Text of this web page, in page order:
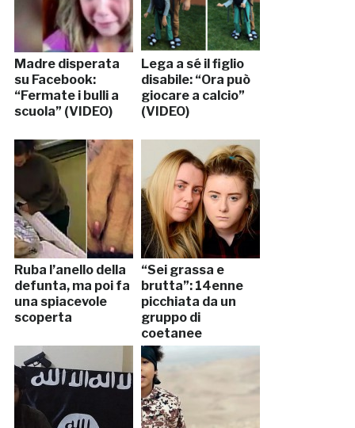
Madre disperata
su Facebook:
“Fermate i bulli a
scuola” (VIDEO)
Lega a sé il figlio
disabile: “Ora può
giocare a calcio”
(VIDEO)
Ruba l’anello della
defunta, ma poi fa
una spiacevole
scoperta
“Sei grassa e
brutta”: 14enne
picchiata da un
gruppo di
coetanee